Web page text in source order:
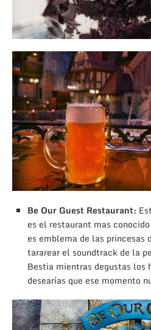
Be Our Guest Restaurant:
es el restaurant mas
es emblema de las princesas
tararear el soundtrack de la
Bestia mientras degustas los
desearías que ese momento